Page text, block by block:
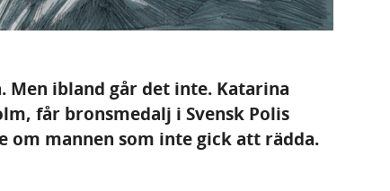
ibland går det inte. Katarina
får bronsmedalj i Svensk Polis
om mannen som inte gick att rädda.